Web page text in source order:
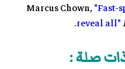
Marcus Chown,"Fast-
reveal all"
صلة :